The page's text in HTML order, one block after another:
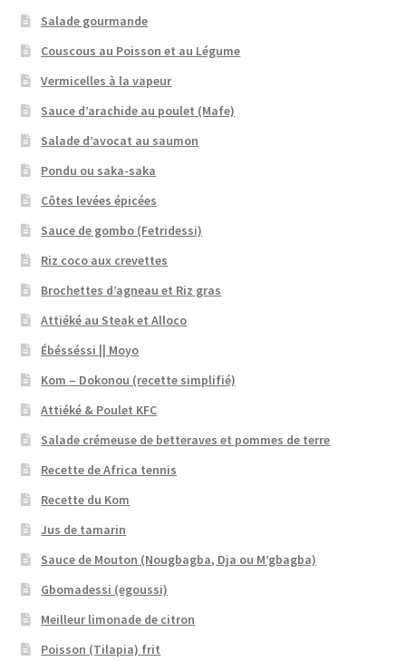
Salade gourmande
Couscous au Poisson et au Légume
Vermicelles à la vapeur
Sauce d’arachide au poulet (Mafe)
Salade d’avocat au saumon
Pondu ou saka-saka
Côtes levées épicées
Sauce de gombo (Fetridessi)
Riz coco aux crevettes
Brochettes d’agneau et Riz gras
Attiéké au Steak et Alloco
Ébésséssi || Moyo
Kom – Dokonou (recette simplifié)
Attiéké & Poulet KFC
Salade crémeuse de betteraves et pommes de terre
Recette de Africa tennis
Recette du Kom
Jus de tamarin
Sauce de Mouton (Nougbagba, Dja ou M’gbagba)
Gbomadessi (egoussi)
Meilleur limonade de citron
Poisson (Tilapia) frit